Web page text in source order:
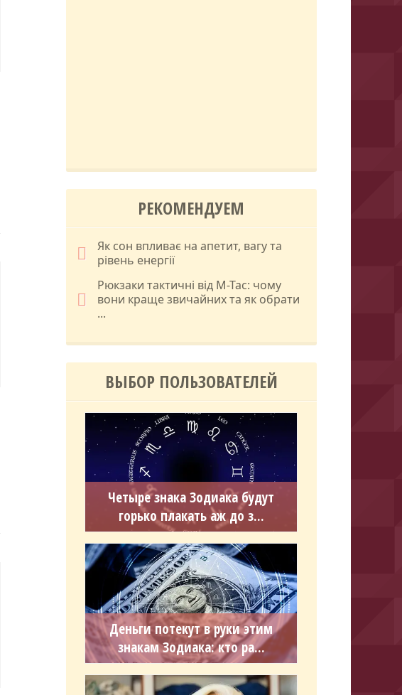
РЕКОМЕНДУЕМ
Як сон впливає на апетит, вагу та
рівень енергії
Рюкзаки тактичні від M-Tac: чому
вони краще звичайних та як обрати
...
ВЫБОР ПОЛЬЗОВАТЕЛЕЙ
Четыре знака Зодиака будут
горько плакать аж до з...
Деньги потекут в руки этим
знакам Зодиака: кто ра...